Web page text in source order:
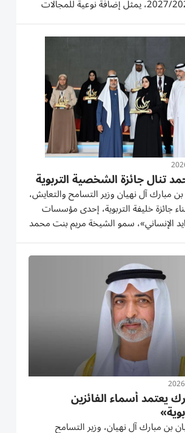
العشرين لعام 2027/2026، يمثل إضافة نوعية للمجالات
في هذه الدورة، إذ تعتبر هذه الفئة إحدى
التي تستند إليها الجائزة في تطوير رسالتها...
تنال جائزة الشخصية التربوية
مبارك آل نهيان وزير التسامح والتعايش،
جائزة خليفة التربوية، إحدى مؤسسات
الإنساني»، سمو الشيخة مريم بنت محمد
نائبة رئيس مجلس التعليم والتنمية
لفوزها بجائزة الشخصية التربوية
يعتمد أسماء الفائزين
بن مبارك آل نهيان، وزير التسامح